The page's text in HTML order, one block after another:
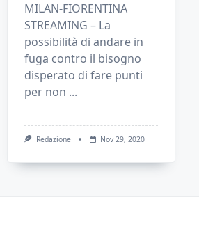
MILAN-FIORENTINA
STREAMING – La
possibilità di andare in
fuga contro il bisogno
disperato di fare punti
per non ...
Redazione Nov 29, 2020